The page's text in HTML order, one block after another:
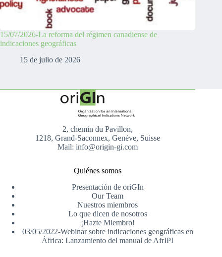
15/07/2026-La reforma del régimen canadiense de
indicaciones geográficas
15 de julio de 2026
2, chemin du Pavillon,
1218, Grand-Saconnex, Genève, Suisse
Mail: info@origin-gi.com
Quiénes somos
Presentación de oriGIn
Our Team
Nuestros miembros
Lo que dicen de nosotros
¡Hazte Miembro!
03/05/2022-Webinar sobre indicaciones geográficas en
África: Lanzamiento del manual de AfrIPI